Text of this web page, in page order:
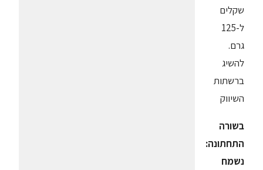
שקלים
ל-125
גרם.
להשיג
ברשתות
השיווק
בשורה
התחתונה:
נשמח